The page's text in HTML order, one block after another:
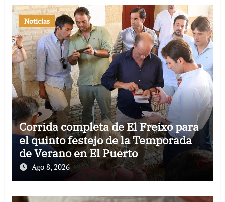
Noticias
Corrida completa de El Freixo para
el quinto festejo de la Temporada
de Verano en El Puerto
Ago 8, 2026